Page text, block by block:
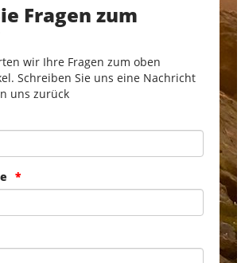
Fragen zum
wir Ihre Fragen zum oben
Schreiben Sie uns eine Nachricht
uns zurück